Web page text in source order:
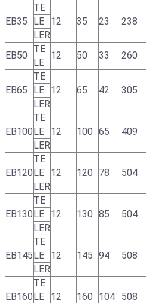
EB35
TE
12
35 23 238
LE
LER
EB50
TE
12 50 33 260
LE
EB65
TE
12
65 42 305
LE
LER
EB100
TE
12
100 65 409
LE
LER
EB120
TE
12
120 78 504
LE
LER
EB130
TE
12
130 85 504
LE
LER
EB145
TE
12
145 94 508
LE
LER
EB160
TE
12
160 104 508
LE